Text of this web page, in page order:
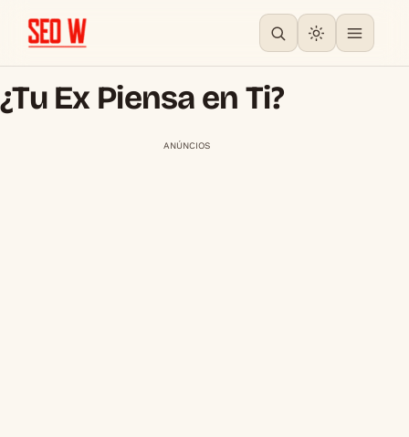
¿Tu Ex Piensa en Ti?
ANÚNCIOS